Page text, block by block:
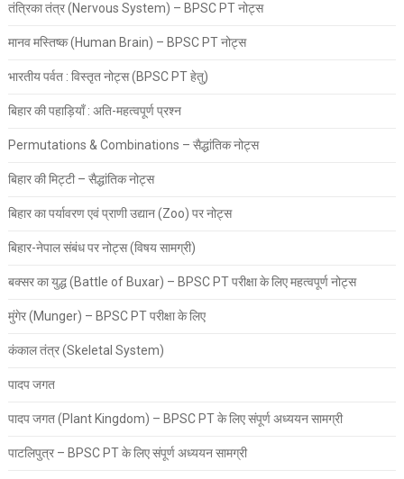
तंत्रिका तंत्र (Nervous System) – BPSC PT नोट्स
मानव मस्तिष्क (Human Brain) – BPSC PT नोट्स
भारतीय पर्वत : विस्तृत नोट्स (BPSC PT हेतु)
बिहार की पहाड़ियाँ : अति-महत्वपूर्ण प्रश्न
Permutations & Combinations – सैद्धांतिक नोट्स
बिहार की मिट्टी – सैद्धांतिक नोट्स
बिहार का पर्यावरण एवं प्राणी उद्यान (Zoo) पर नोट्स
बिहार-नेपाल संबंध पर नोट्स (विषय सामग्री)
बक्सर का युद्ध (Battle of Buxar) – BPSC PT परीक्षा के लिए महत्वपूर्ण नोट्स
मुंगेर (Munger) – BPSC PT परीक्षा के लिए
कंकाल तंत्र (Skeletal System)
पादप जगत
पादप जगत (Plant Kingdom) – BPSC PT के लिए संपूर्ण अध्ययन सामग्री
पाटलिपुत्र – BPSC PT के लिए संपूर्ण अध्ययन सामग्री